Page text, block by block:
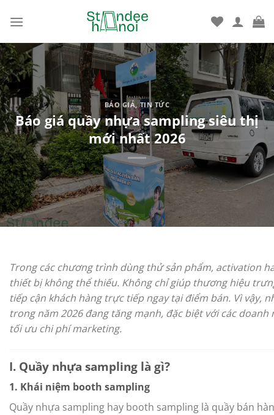
qua
dung
BÁO GIÁ,TIN TỨC
Báo giá quầy nhựa sampling siêu thị
mới nhất 2026
Trong các chương trình dùng thử sản phẩm, activation
thiết bị không thể thiếu. Không chỉ giúp thương hiệu
tiếp cận khách hàng trực tiếp ngay tại điểm bán. Vì vậy,
trong năm 2026 đang tăng mạnh, đặc biệt với các
tối ưu chi phí marketing.
I. Quầy nhựa sampling là gì?
1. Khái niệm booth sampling
Quầy nhựa sampling hay booth sampling là quầy bán